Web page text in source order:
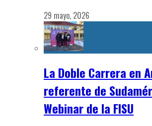
29 mayo, 2026
La Doble Carrera en
referente de
Webinar de la FISU